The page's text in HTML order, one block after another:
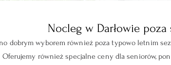
Nocleg w Darłowie poza
dobrym wyborem również poza typowo letnim
również specjalne ceny dla seniorów,